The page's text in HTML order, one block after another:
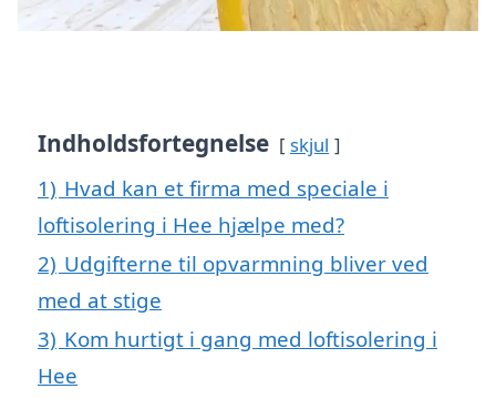
Indholdsfortegnelse skjul
1) Hvad kan et firma med speciale i
loftisolering i Hee hjælpe med?
2) Udgifterne til opvarmning bliver ved
med at stige
3) Kom hurtigt i gang med loftisolering i
Hee